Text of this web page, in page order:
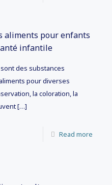
aliments pour enfants
infantile
des substances
pour diverses
la coloration, la
[…]
Read more